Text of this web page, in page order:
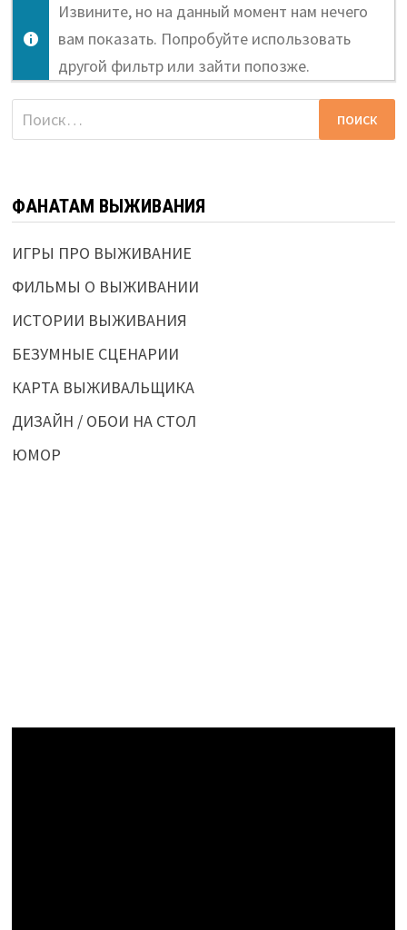
Извините, но на данный момент нам нечего
вам показать. Попробуйте использовать
другой фильтр или зайти попозже.
Найти:
ФАНАТАМ ВЫЖИВАНИЯ
ИГРЫ ПРО ВЫЖИВАНИЕ
ФИЛЬМЫ О ВЫЖИВАНИИ
ИСТОРИИ ВЫЖИВАНИЯ
БЕЗУМНЫЕ СЦЕНАРИИ
КАРТА ВЫЖИВАЛЬЩИКА
ДИЗАЙН / ОБОИ НА СТОЛ
ЮМОР